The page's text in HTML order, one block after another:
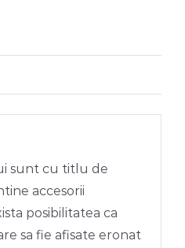
sunt cu titlu de
accesorii
posibilitatea ca
sa fie afisate eronat